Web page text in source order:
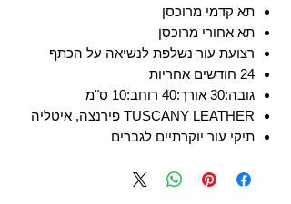
תא קדמי מרוכסן
תא אחורי מרוכסן
רצועת עור נשלפת לנשיאה על הכתף
24 חודשים אחריות
גובה:30 אורך:40 רוחב:10 ס"מ
TUSCANY LEATHER פירנצה, איטליה
תיקי עור יוקרתיים לגברים